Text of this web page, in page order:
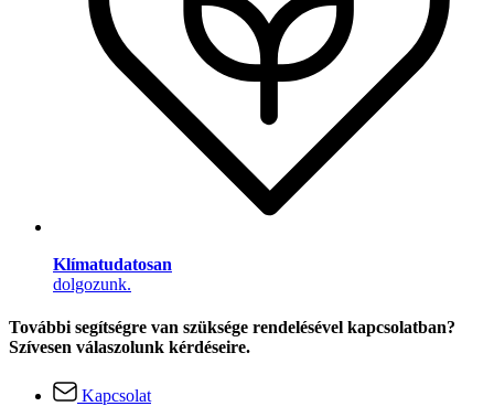
Klímatudatosan
dolgozunk.
További segítségre van szüksége rendelésével kapcsolatban?
Szívesen válaszolunk kérdéseire.
Kapcsolat